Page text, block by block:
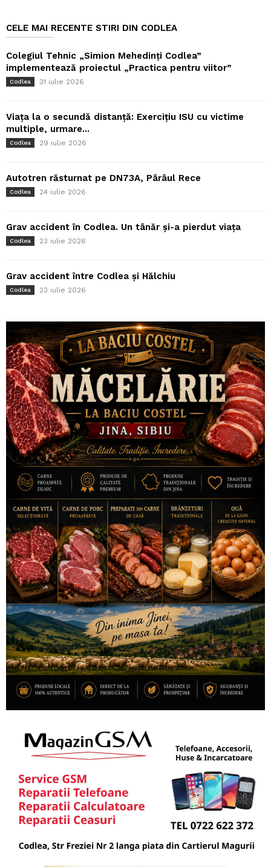
CELE MAI RECENTE STIRI DIN CODLEA
Colegiul Tehnic „Simion Mehedinți Codlea”
implementează proiectul „Practica pentru viitor”
Codlea 31 iulie 2026
Viața la o secundă distanță: Exercițiu ISU cu victime
multiple, urmare...
Codlea 29 iulie 2026
Autotren răsturnat pe DN73A, Pârâul Rece
Codlea 24 iulie 2026
Grav accident în Codlea. Un tânăr și-a pierdut viața
Codlea 23 iulie 2026
Grav accident între Codlea și Hălchiu
Codlea 23 iulie 2026